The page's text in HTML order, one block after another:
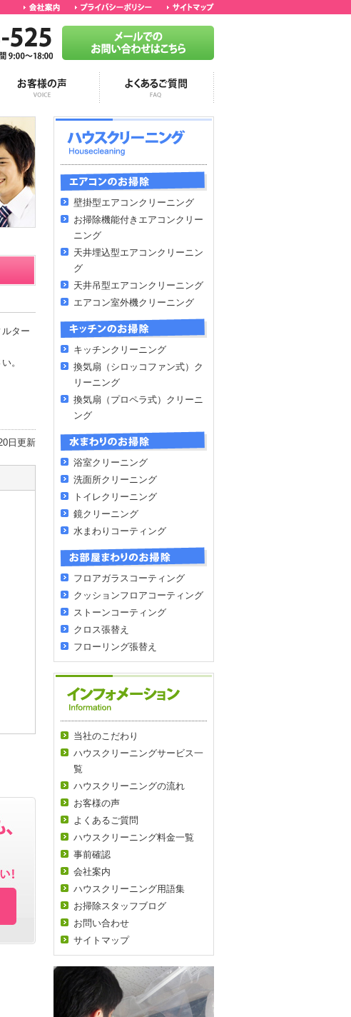
ター
。
日更新
て
[2022年12月30日]
みエアコンクリーニング事例（熊本市・Y美容室）
グ事例（熊本市・Y様邸） [2022年10月01日]
年07月29日]
て
[2021年12月09日]
て
因？
[2018年08月09日]
介！
[2017年01月28日]
より「自動運転」がオススメ！
2022年10月(2)
2021年12月(1)
2021年8月 (1)
2018年12月
(1)
2017年1月(1)
2016年11月(2)
2016年3月(3)
2014年12月(4)
2014年11月
2014年10月 (3)
2014年3月
2014年2月(1)
2013年9月
壁掛型エアコンクリーニング
お掃除機能付きエアコンクリー
ニング
天井埋込型エアコンクリーニン
グ
天井吊型エアコンクリーニング
エアコン室外機クリーニング
キッチンクリーニング
換気扇（シロッコファン式）ク
リーニング
換気扇（プロペラ式）クリーニ
ング
浴室クリーニング
洗面所クリーニング
トイレクリーニング
鏡クリーニング
水まわりコーティング
フロアガラスコーティング
クッションフロアコーティング
ストーンコーティング
クロス張替え
フローリング張替え
当社のこだわり
ハウスクリーニングサービス一
覧
ハウスクリーニングの流れ
お客様の声
よくあるご質問
ハウスクリーニング料金一覧
事前確認
会社案内
ハウスクリーニング用語集
お掃除スタッフブログ
お問い合わせ
サイトマップ